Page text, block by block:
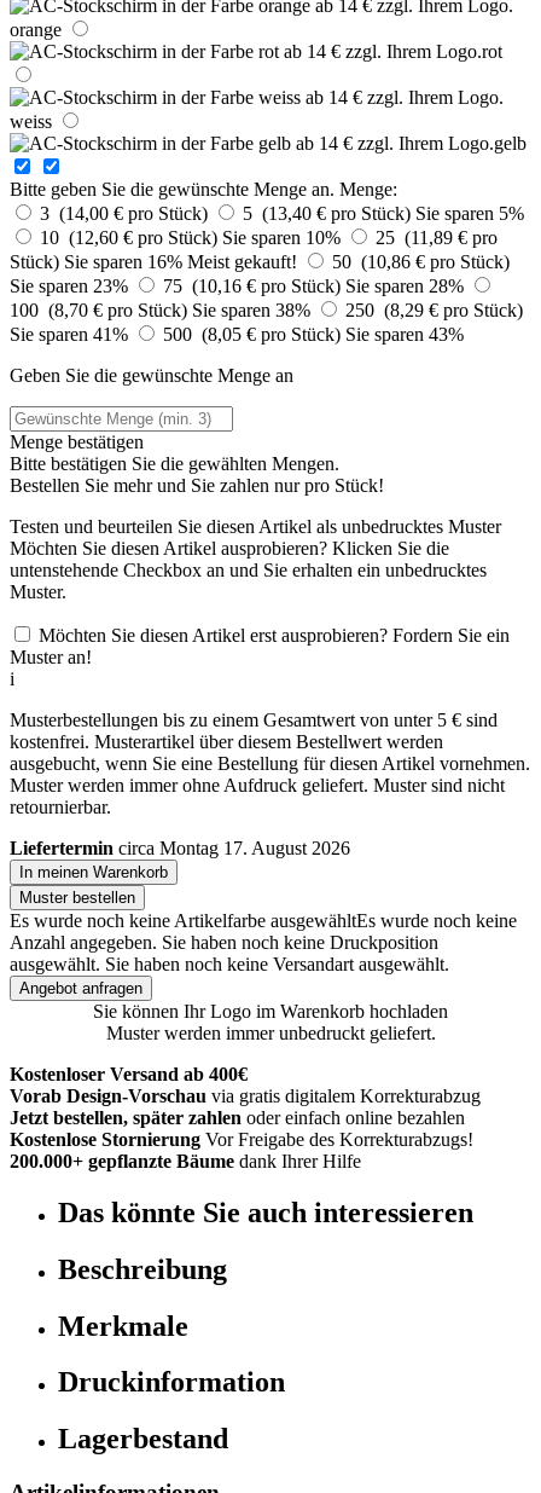
orange
rot
weiss
gelb
Bitte geben Sie die gewünschte Menge an. Menge:
3 (14,00 € pro Stück)
5 (13,40 € pro Stück) Sie sparen 5%
10 (12,60 € pro Stück) Sie sparen 10%
25 (11,89 € pro
Stück) Sie sparen 16% Meist gekauft!
50 (10,86 € pro Stück)
Sie sparen 23%
75 (10,16 € pro Stück) Sie sparen 28%
100 (8,70 € pro Stück) Sie sparen 38%
250 (8,29 € pro Stück)
Sie sparen 41%
500 (8,05 € pro Stück) Sie sparen 43%
Geben Sie die gewünschte Menge an
Menge bestätigen
Bitte bestätigen Sie die gewählten Mengen.
Bestellen Sie mehr und Sie zahlen nurpro Stück!
Testen und beurteilen Sie diesen Artikel als unbedrucktes Muster
Möchten Sie diesen Artikel ausprobieren? Klicken Sie die
untenstehende Checkbox an und Sie erhalten ein unbedrucktes
Muster.
Möchten Sie diesen Artikel erst ausprobieren? Fordern Sie ein
Muster an!
i
Musterbestellungen bis zu einem Gesamtwert von unter 5 € sind
kostenfrei. Musterartikel über diesem Bestellwert werden
ausgebucht, wenn Sie eine Bestellung für diesen Artikel vornehmen.
Muster werden immer ohne Aufdruck geliefert. Muster sind nicht
retournierbar.
Liefertermin circa Montag 17. August 2026
In meinen Warenkorb
Muster bestellen
Es wurde noch keine Artikelfarbe ausgewähltEs wurde noch keine
Anzahl angegeben. Sie haben noch keine Druckposition
ausgewählt. Sie haben noch keine Versandart ausgewählt.
Angebot anfragen
Sie können Ihr Logo im Warenkorb hochladen
Muster werden immer unbedruckt geliefert.
Kostenloser Versand ab 400€
Vorab Design-Vorschau via gratis digitalem Korrekturabzug
Jetzt bestellen, später zahlen oder einfach online bezahlen
Kostenlose Stornierung Vor Freigabe des Korrekturabzugs!
200.000+ gepflanzte Bäume dank Ihrer Hilfe
Das könnte Sie auch interessieren
Beschreibung
Merkmale
Druckinformation
Lagerbestand